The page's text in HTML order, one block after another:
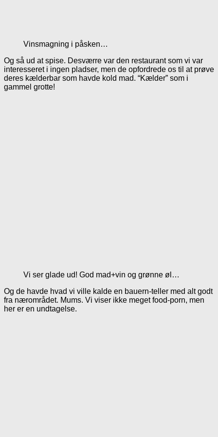
Vinsmagning i påsken…
Og så ud at spise. Desværre var den restaurant som vi var
interesseret i ingen pladser, men de opfordrede os til at prøve
deres kælderbar som havde kold mad. “Kælder” som i
gammel grotte!
Vi ser glade ud! God mad+vin og grønne øl…
Og de havde hvad vi ville kalde en bauern-teller med alt godt
fra nærområdet. Mums. Vi viser ikke meget food-porn, men
her er en undtagelse.